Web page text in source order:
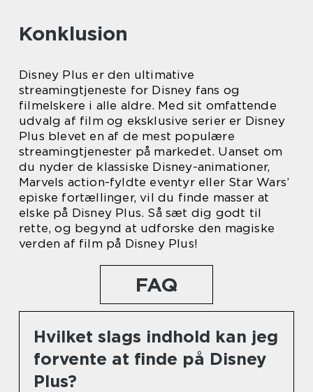
Konklusion
Disney Plus er den ultimative
streamingtjeneste for Disney fans og
filmelskere i alle aldre. Med sit omfattende
udvalg af film og eksklusive serier er Disney
Plus blevet en af de mest populære
streamingtjenester på markedet. Uanset om
du nyder de klassiske Disney-animationer,
Marvels action-fyldte eventyr eller Star Wars’
episke fortællinger, vil du finde masser at
elske på Disney Plus. Så sæt dig godt til
rette, og begynd at udforske den magiske
verden af film på Disney Plus!
FAQ
Hvilket slags indhold kan jeg
forvente at finde på Disney
Plus?